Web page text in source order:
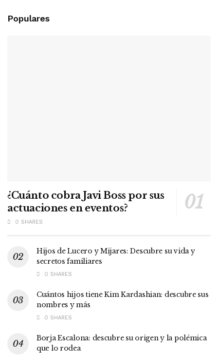
Populares
¿Cuánto cobra Javi Boss por sus
actuaciones en eventos?
0 SHARES
Hijos de Lucero y Mijares: Descubre su vida y
secretos familiares
0 SHARES
Cuántos hijos tiene Kim Kardashian: descubre sus
nombres y más
0 SHARES
Borja Escalona: descubre su origen y la polémica
que lo rodea